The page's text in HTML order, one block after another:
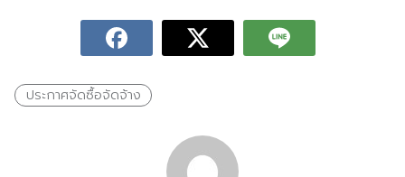
ประกาศจัดซื้อจัดจ้าง